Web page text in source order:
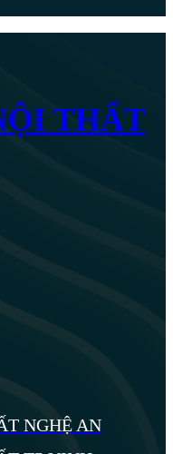
THẤT
NGHỆ AN